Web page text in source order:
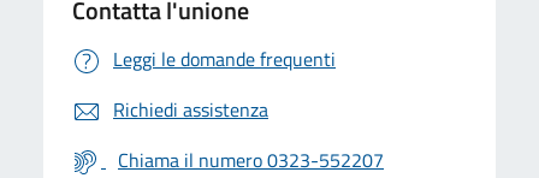
Contatta l'unione
Leggi le domande frequenti
Richiedi assistenza
Chiama il numero 0323-552207